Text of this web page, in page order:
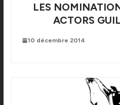
LES
ACTORS
10 décembre 2014